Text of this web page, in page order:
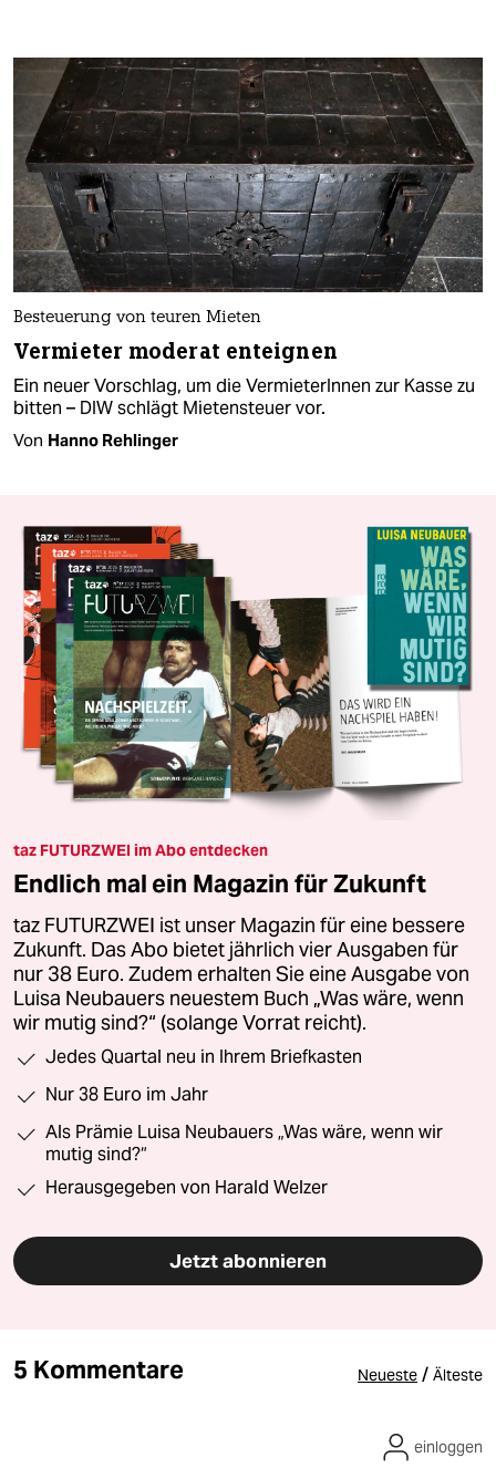
Besteuerung von teuren Mieten
Vermieter mode­rat enteignen
Ein neuer Vorschlag, um die VermieterInnen zur Kasse zu
bitten – DIW schlägt Mietensteuer vor.
Von Hanno Rehlinger
taz FUTURZWEI im Abo entdecken
Endlich mal ein Magazin für Zukunft
taz FUTURZWEI ist unser Magazin für eine bessere
Zukunft. Das Abo bietet jährlich vier Ausgaben für
nur 38 Euro. Zudem erhalten Sie eine Ausgabe von
Luisa Neubauers neuestem Buch „Was wäre, wenn
wir mutig sind?“ (solange Vorrat reicht).
Jedes Quartal neu in Ihrem Briefkasten
Nur 38 Euro im Jahr
Als Prämie Luisa Neubauers „Was wäre, wenn wir
mutig sind?“
Herausgegeben von Harald Welzer
Jetzt abonnieren
5 Kommentare Neueste / Älteste
einloggen